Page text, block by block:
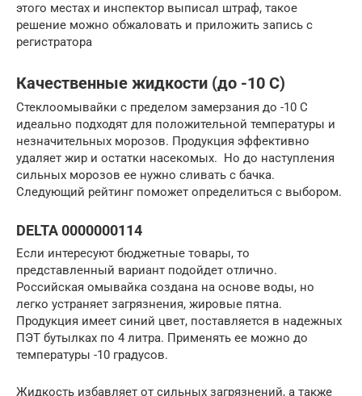
этого местах и инспектор выписал штраф, такое
решение можно обжаловать и приложить запись с
регистратора
Качественные жидкости (до -10 C)
Стеклоомывайки с пределом замерзания до -10 С
идеально подходят для положительной температуры и
незначительных морозов. Продукция эффективно
удаляет жир и остатки насекомых. Но до наступления
сильных морозов ее нужно сливать с бачка.
Следующий рейтинг поможет определиться с выбором.
DELTA 0000000114
Если интересуют бюджетные товары, то
представленный вариант подойдет отлично.
Российская омывайка создана на основе воды, но
легко устраняет загрязнения, жировые пятна.
Продукция имеет синий цвет, поставляется в надежных
ПЭТ бутылках по 4 литра. Применять ее можно до
температуры -10 градусов.
Жидкость избавляет от сильных загрязнений, а также